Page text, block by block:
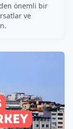
önemli bir
ve